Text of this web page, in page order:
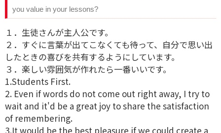
you value in your lessons?
１．生徒さんが主人公です。
２．すぐに言葉が出てこなくても待って、自分で思い出
したときの喜びを共有するようにしています。
３．楽しい雰囲気が作れたら一番いいです。
1.Students First.
2. Even if words do not come out right away, I try to
wait and it'd be a great joy to share the satisfaction
of remembering.
3.It would be the best pleasure if we could create a